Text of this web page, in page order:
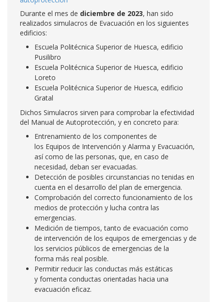
Durante el mes de diciembre de 2023, han sido
realizados simulacros de Evacuación en los siguientes
edificios:
Escuela Politécnica Superior de Huesca, edificio
Pusilibro
Escuela Politécnica Superior de Huesca, edificio
Loreto
Escuela Politécnica Superior de Huesca, edificio
Gratal
Dichos Simulacros sirven para comprobar la efectividad
del Manual de Autoprotección, y en concreto para:
Entrenamiento de los componentes de
los Equipos de Intervención y Alarma y Evacuación,
así como de las personas, que, en caso de
necesidad, deban ser evacuadas.
Detección de posibles circunstancias no tenidas en
cuenta en el desarrollo del plan de emergencia.
Comprobación del correcto funcionamiento de los
medios de protección y lucha contra las
emergencias.
Medición de tiempos, tanto de evacuación como
de intervención de los equipos de emergencias y de
los servicios públicos de emergencias de la
forma más real posible.
Permitir reducir las conductas más estáticas
y fomenta conductas orientadas hacia una
evacuación eficaz.